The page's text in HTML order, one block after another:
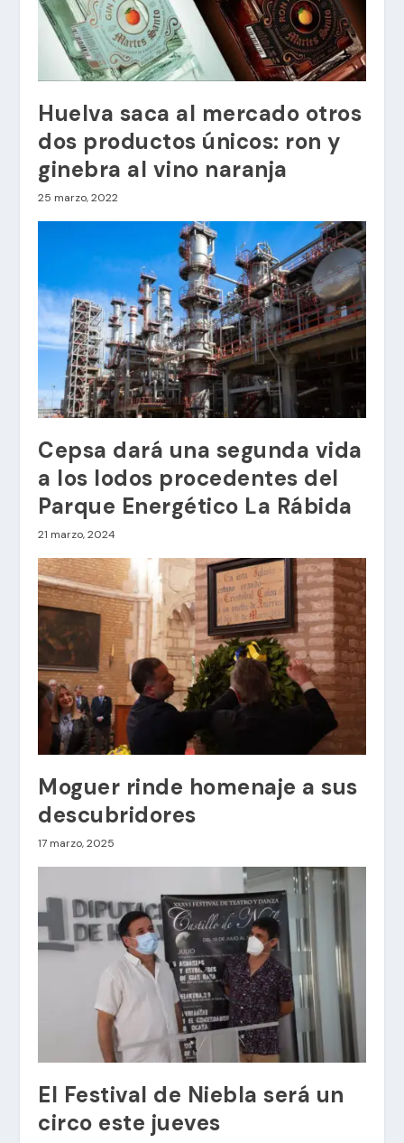
Huelva saca al mercado otros
dos productos únicos: ron y
ginebra al vino naranja
25 marzo, 2022
Cepsa dará una segunda vida
a los lodos procedentes del
Parque Energético La Rábida
21 marzo, 2024
Moguer rinde homenaje a sus
descubridores
17 marzo, 2025
El Festival de Niebla será un
circo este jueves